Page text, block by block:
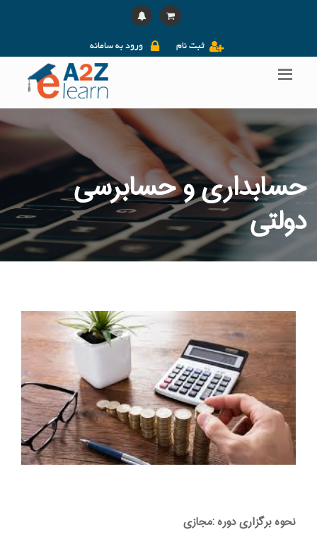
ورود به سامانه ثبت نام
حسابداری و حسابرسی
دولتی
نحوه برگزاری دوره :مجازی